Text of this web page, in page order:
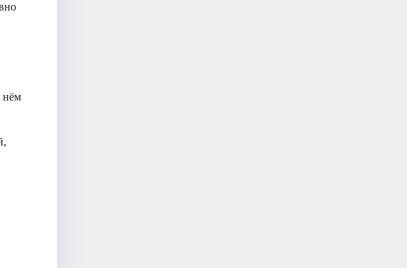
нём